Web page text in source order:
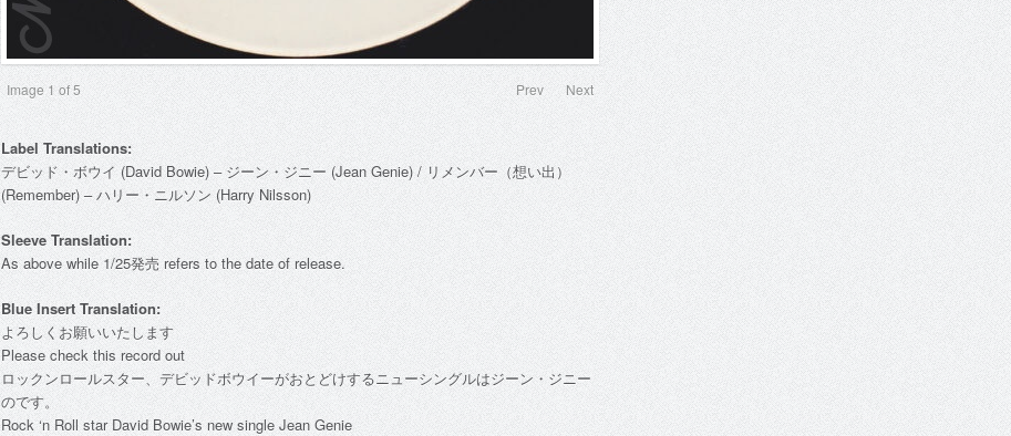
Prev Next
Image 1 of 5
Label Translations:
デビッド・ボウイ (David Bowie) – ジーン・ジニー (Jean Genie) / リメンバー（想い出）
(Remember) – ハリー・ニルソン (Harry Nilsson)
Sleeve Translation:
As above while 1/25発売 refers to the date of release.
Blue Insert Translation:
よろしくお願いいたします
Please check this record out
ロックンロールスター、デビッドボウイーがおとどけするニューシングルはジーン・ジニー
のです。
Rock ‘n Roll star David Bowie’s new single Jean Genie